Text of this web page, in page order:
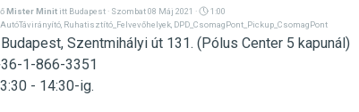
Mister Minit itt Budapest · Szombat 08 Máj 2021 ·
1:00
AutóTávirányító Ruhatisztító_Felvevőhelyek DPD_CsomagPont_Pickup_CsomagPont
Budapest, Szentmihályi út 131. (Pólus Center 5 kapunál)
1-866-3351
- 14:30-ig.